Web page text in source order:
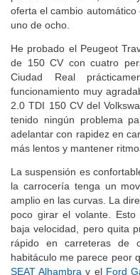
por el actual de 1,5 litros
oferta el cambio automático
He probado el Peugeot
de 150 CV con cuatro
Ciudad Real
funcionamiento muy
2.0 TDI 150 CV del
tenido ningún problema
adelantar con rapidez en
La suspensión es
la carrocería tenga un
amplio en las curvas. La
poco girar el volante.
baja velocidad, pero quita
rápido en carreteras de
habitáculo me parece peor